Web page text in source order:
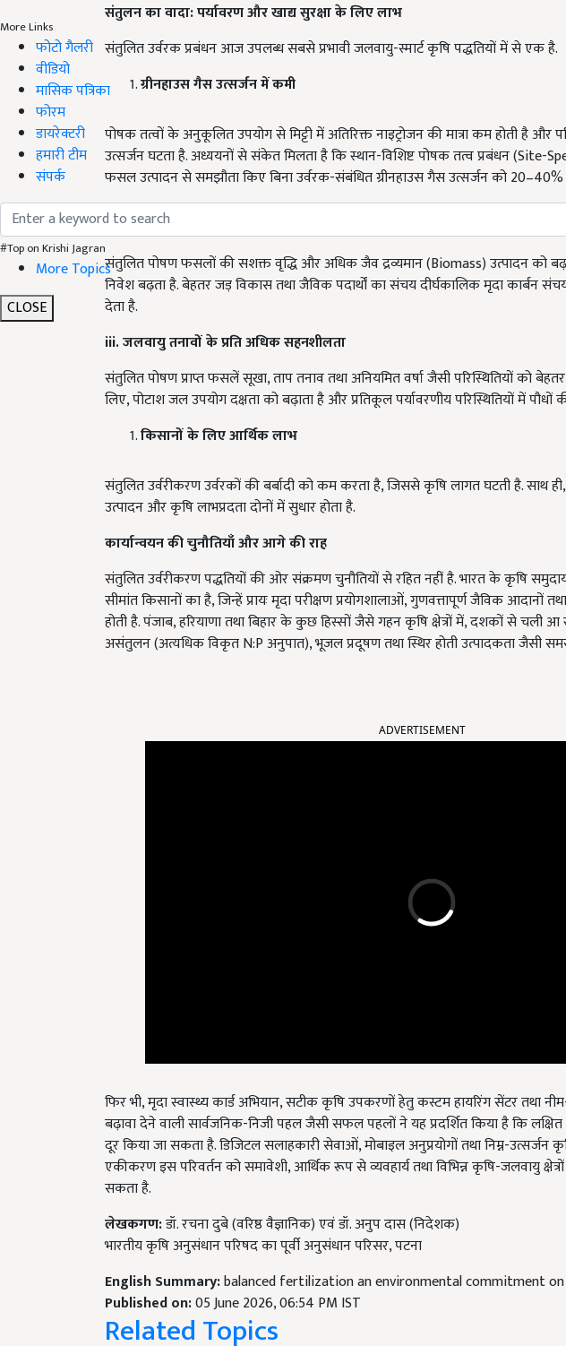
More Links
फोटो गैलरी
वीडियो
मासिक पत्रिका
फोरम
डायरेक्टरी
हमारी टीम
संपर्क
#Top on Krishi Jagran
More Topics
CLOSE
संतुलनकावादा:पर्यावरणऔरखाद्यसुरक्षाकेलिएलाभ
संतुलित उर्वरक प्रबंधन आज उपलब्ध सबसे प्रभावी जलवायु-स्मार्ट कृषि पद्धतियों में से एक है.
ग्रीनहाउसगैसउत्सर्जनमेंकमी
पोषक तत्वों के अनुकूलित उपयोग से मिट्टी में अतिरिक्त नाइट्रोजन की मात्रा कम होती है और
उत्सर्जन घटता है. अध्ययनों से संकेत मिलता है कि स्थान-विशिष्ट पोषक तत्व प्रबंधन
फसल उत्पादन से समझौता किए बिना उर्वरक-संबंधित ग्रीनहाउस गैस उत्सर्जन को
कार्बन
संतुलित पोषण फसलों की सशक्त वृद्धि और अधिक जैव द्रव्यमान (Biomass) उत्पादन को
निवेश बढ़ता है. बेहतर जड़ विकास तथा जैविक पदार्थों का संचय दीर्घकालिक मृदा कार्बन
देता है.
iii.जलवायुतनावोंकेप्रतिअधिकसहनशीलता
संतुलित पोषण प्राप्त फसलें सूखा, ताप तनाव तथा अनियमित वर्षा जैसी परिस्थितियों को
लिए, पोटाश जल उपयोग दक्षता को बढ़ाता है और प्रतिकूल पर्यावरणीय परिस्थितियों में पौधों
किसानोंकेलिएआर्थिकलाभ
संतुलित उर्वरीकरण उर्वरकों की बर्बादी को कम करता है, जिससे कृषि लागत घटती है. साथ ही,
उत्पादन और कृषि लाभप्रदता दोनों में सुधार होता है.
कार्यान्वयनकीचुनौतियाँऔरआगेकीराह
संतुलित उर्वरीकरण पद्धतियों की ओर संक्रमण चुनौतियों से रहित नहीं है. भारत के कृषि
सीमांत किसानों का है, जिन्हें प्रायः मृदा परीक्षण प्रयोगशालाओं, गुणवत्तापूर्ण जैविक आदानों
होती है. पंजाब, हरियाणा तथा बिहार के कुछ हिस्सों जैसे गहन कृषि क्षेत्रों में, दशकों से चली आ
असंतुलन (अत्यधिक विकृत N:P अनुपात), भूजल प्रदूषण तथा स्थिर होती उत्पादकता जैसी
बढ़ावा देने वाली सार्वजनिक-निजी पहल जैसी सफल पहलों ने यह प्रदर्शित किया है कि
दूर किया जा सकता है. डिजिटल सलाहकारी सेवाओं, मोबाइल अनुप्रयोगों तथा निम्न-उत्सर्जन
एकीकरण इस परिवर्तन को समावेशी, आर्थिक रूप से व्यवहार्य तथा विभिन्न कृषि-जलवायु
सकता है.
भारतीय कृषि अनुसंधान परिषद का पूर्वी अनुसंधान परिसर, पटना
English Summary:
balanced fertilization an environmental commitment on
Published on:05 June 2026, 06:54 PM IST
Related Topics